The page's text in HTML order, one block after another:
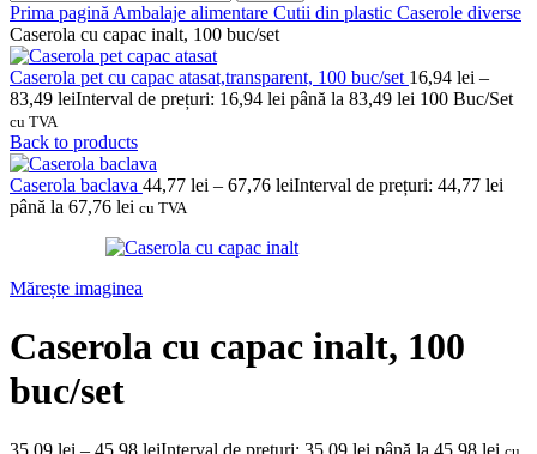
Prima pagină Ambalaje alimentare Cutii din plastic Caserole diverse
Caserola cu capac inalt, 100 buc/set
Caserola pet cu capac atasat,transparent, 100 buc/set 16,94 lei –
83,49 leiInterval de prețuri: 16,94 lei până la 83,49 lei 100 Buc/Set
cu TVA
Back to products
Caserola baclava 44,77 lei – 67,76 leiInterval de prețuri: 44,77 lei
până la 67,76 lei cu TVA
Mărește imaginea
Caserola cu capac inalt, 100
buc/set
35,09 lei – 45,98 leiInterval de prețuri: 35,09 lei până la 45,98 lei